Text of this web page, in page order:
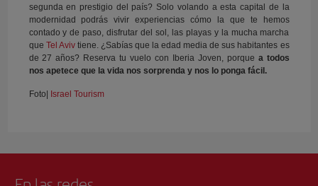
segunda en prestigio del país? Solo volando a esta capital de la
modernidad podrás vivir experiencias cómo la que te hemos
contado y de paso, disfrutar del sol, las playas y la mucha marcha
que Tel Avivtiene. ¿Sabías que la edad media de sus habitantes es
de 27 años? Reserva tu vuelo con Iberia Joven, porque a todos
nos apetece que la vida nos sorprenda y nos lo ponga fácil.
Foto| Israel Tourism